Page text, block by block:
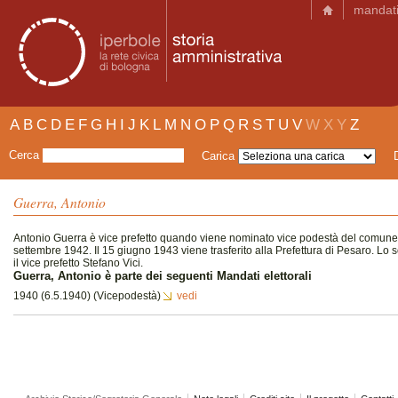
mandati
A B C D E F G H I J K L M N O P Q R S T U V W X Y Z
Cerca Carica
Guerra, Antonio
Antonio Guerra è vice prefetto quando viene nominato vice podestà del
settembre 1942. Il 15 giugno 1943 viene trasferito alla Prefettura di Pesaro. Lo
il vice prefetto Stefano Vici.
Guerra, Antonio è parte dei seguenti Mandati elettorali
1940 (6.5.1940) (Vicepodestà) vedi